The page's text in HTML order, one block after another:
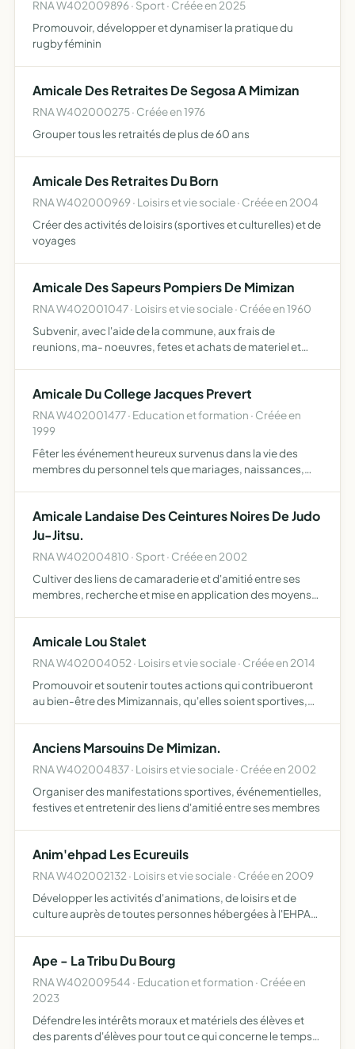
RNA W402009896 · Sport · Créée en 2025
Promouvoir, développer et dynamiser la pratique du
rugby féminin
Amicale Des Retraites De Segosa A Mimizan
RNA W402000275 · Créée en 1976
Grouper tous les retraités de plus de 60 ans
Amicale Des Retraites Du Born
RNA W402000969 · Loisirs et vie sociale · Créée en 2004
Créer des activités de loisirs (sportives et culturelles) et de
voyages
Amicale Des Sapeurs Pompiers De Mimizan
RNA W402001047 · Loisirs et vie sociale · Créée en 1960
Subvenir, avec l'aide de la commune, aux frais de
reunions, ma- noeuvres, fetes et achats de materiel et
Amicale Du College Jacques Prevert
RNA W402001477 · Education et formation · Créée en
1999
Fêter les événement heureux survenus dans la vie des
membres du personnel tels que mariages, naissances,
Amicale Landaise Des Ceintures Noires De Judo
Ju-Jitsu.
RNA W402004810 · Sport · Créée en 2002
Cultiver des liens de camaraderie et d'amitié entre ses
membres, recherche et mise en application des moyens
Amicale Lou Stalet
RNA W402004052 · Loisirs et vie sociale · Créée en 2014
Promouvoir et soutenir toutes actions qui contribueront
au bien-être des Mimizannais, qu'elles soient sportives,
comm…
Anciens Marsouins De Mimizan.
RNA W402004837 · Loisirs et vie sociale · Créée en 2002
Organiser des manifestations sportives, événementielles,
festives et entretenir des liens d'amitié entre ses membres
Anim'ehpad Les Ecureuils
RNA W402002132 · Loisirs et vie sociale · Créée en 2009
Développer les activités d'animations, de loisirs et de
culture auprès de toutes personnes hébergées à l'EHPAD
Ape - La Tribu Du Bourg
RNA W402009544 · Education et formation · Créée en
2023
Défendre les intérêts moraux et matériels des élèves et
des parents d'élèves pour tout ce qui concerne le temps